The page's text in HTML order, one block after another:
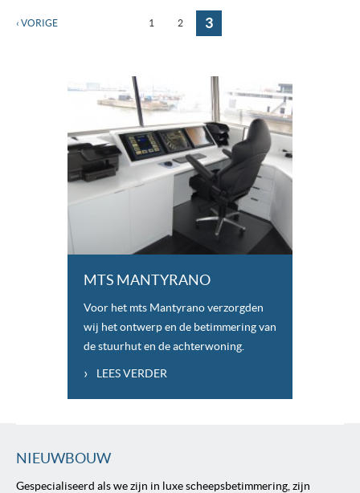
‹ VORIGE 1 2 3
MTS MANTYRANO
Voor het mts Mantyrano verzorgden
wij het ontwerp en de betimmering van
de stuurhut en de achterwoning.
› LEES VERDER
NIEUWBOUW
Gespecialiseerd als we zijn in luxe scheepsbetimmering, zijn